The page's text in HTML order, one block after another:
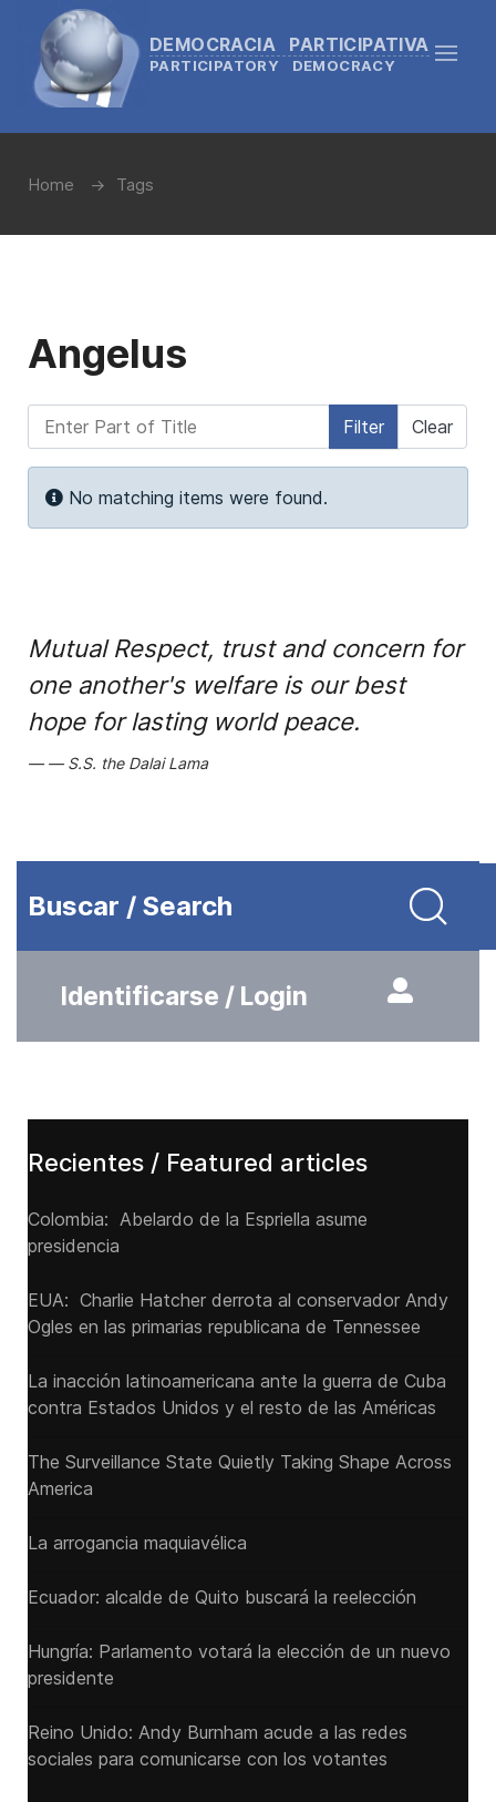
DEMOCRACIA PARTICIPATIVA
PARTICIPATORY DEMOCRACY
Home Tags
Angelus
Enter Part of Title Filter Clear
Info
No matching items were found.
Mutual Respect, trust and concern for
one another's welfare is our best
hope for lasting world peace.
S.S. the Dalai Lama
Buscar / Search
Identificarse / Login
Recientes / Featured articles
Colombia: Abelardo de la Espriella asume
presidencia
EUA: Charlie Hatcher derrota al conservador Andy
Ogles en las primarias republicana de Tennessee
La inacción latinoamericana ante la guerra de Cuba
contra Estados Unidos y el resto de las Américas
The Surveillance State Quietly Taking Shape Across
America
La arrogancia maquiavélica
Ecuador: alcalde de Quito buscará la reelección
Hungría: Parlamento votará la elección de un nuevo
presidente
Reino Unido: Andy ‌Burnham acude a las redes
sociales para comunicarse con los votantes